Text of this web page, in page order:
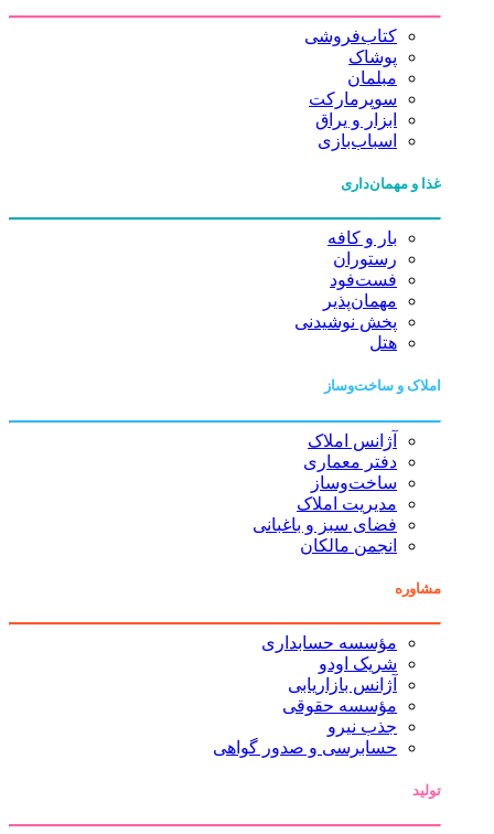
کتاب‌فروشی
پوشاک
مبلمان
سوپرمارکت
ابزار و یراق
اسباب‌بازی
غذا و مهمان‌داری
بار و کافه
رستوران
فست‌فود
مهمان‌پذیر
پخش نوشیدنی
هتل
املاک و ساخت‌وساز
آژانس املاک
دفتر معماری
ساخت‌وساز
مدیریت املاک
فضای سبز و باغبانی
انجمن مالکان
مشاوره
مؤسسه حسابداری
شریک اودو
آژانس بازاریابی
مؤسسه حقوقی
جذب نیرو
حسابرسی و صدور گواهی
تولید